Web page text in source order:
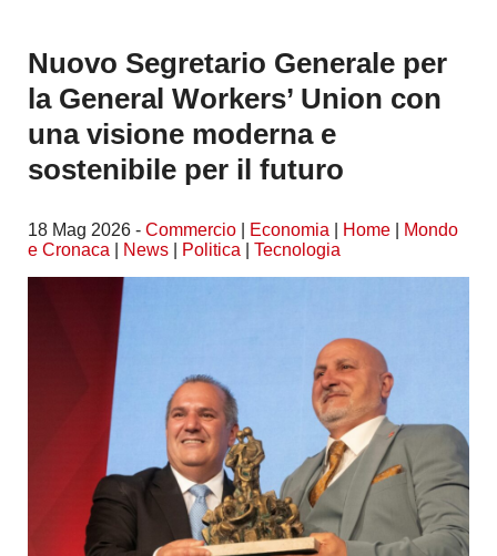
Nuovo Segretario Generale per
la General Workers’ Union con
una visione moderna e
sostenibile per il futuro
18 Mag 2026 - Commercio Economia Home
Mondo
e Cronaca
News Politica Tecnologia